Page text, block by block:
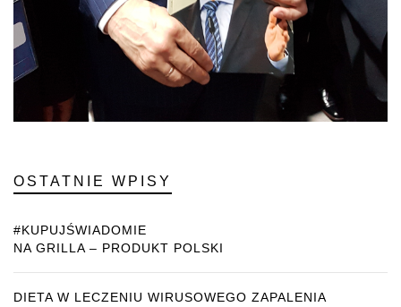
OSTATNIE WPISY
#KUPUJŚWIADOMIE
NA GRILLA – PRODUKT POLSKI
DIETA W LECZENIU WIRUSOWEGO ZAPALENIA